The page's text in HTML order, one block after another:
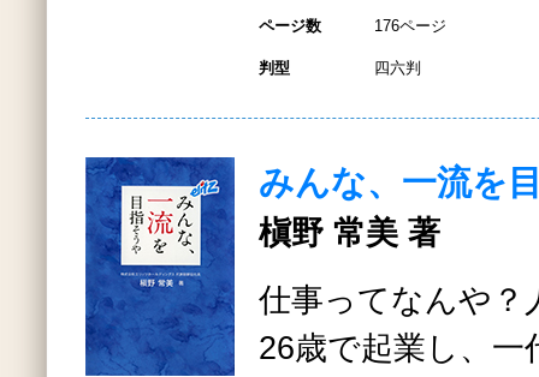
ページ数 176ページ
判型 四六判
みんな、一流を
槇野 常美 著
仕事ってなんや？
26歳で起業し、